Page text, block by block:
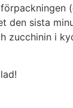
den sista
zucchinin i